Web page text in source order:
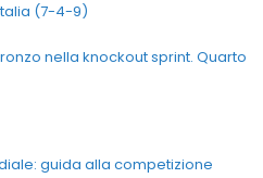
(7-4-9)
nella knockout sprint. Quarto
guida alla competizione